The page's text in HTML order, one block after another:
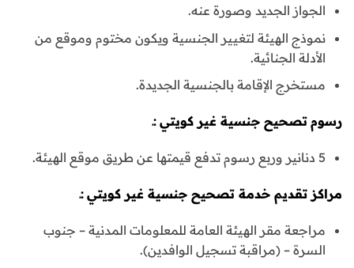
الجواز الجديد وصورة عنه.
نموذج الهيئة لتغيير الجنسية ويكون مختوم وموقع من
الأدلة الجنائية.
مستخرج الإقامة بالجنسية الجديدة.
رسوم تصحيح جنسية غير كويتي :ـ
5 دنانير وربع رسوم تدفع قيمتها عن طريق موقع الهيئة.
مراكز تقديم خدمة تصحيح جنسية غير كويتي :ـ
مراجعة مقر الهيئة العامة للمعلومات المدنية – جنوب
السرة – (مراقبة تسجيل الوافدين).